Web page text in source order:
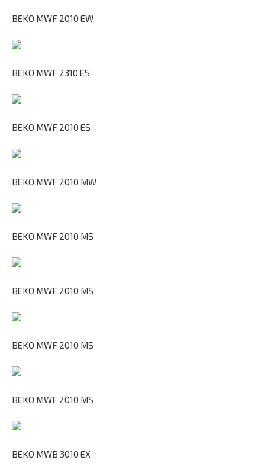
BEKO MWF 2010 EW
BEKO MWF 2310 ES
BEKO MWF 2010 ES
BEKO MWF 2010 MW
BEKO MWF 2010 MS
BEKO MWF 2010 MS
BEKO MWF 2010 MS
BEKO MWF 2010 MS
BEKO MWB 3010 EX